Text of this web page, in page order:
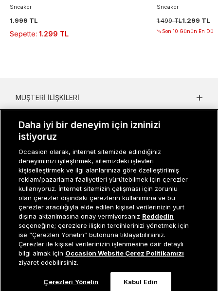
Sepete Ekle
Sneaker
1.999 TL
Sepette: 1.299 TL
Sneaker
1.499 TL1.299 TL
Son 10 Günün En
Müşteri İlişkileri0 850 800 01 20
MÜŞTERI İLIŞKILERI
KADIN KATEGORILER
GRUP MARKALAR
ERKEK KATEGORILER
Occasion bir EREN PERAKENDE markasıdır. © Eren Holding
Daha iyi bir deneyim için izninizi
istiyoruz
Occasion olarak, internet sitemizde edindiğiniz
deneyiminizi iyileştirmek, sitemizdeki işlevleri
kişiselleştirmek ve ilgi alanlarınıza göre özelleştirilmiş
reklam/pazarlama faaliyetleri yürütebilmek için çerezler
kullanıyoruz. İnternet sitemizin çalışması için zorunlu
olan çerezler dışındaki çerezlerin kullanımına ve bu
çerezler aracılığıyla elde edilen kişisel verilerinizin yurt
dışına aktarılmasına onay vermiyorsanız Reddedin
seçeneğine; çerezlere ilişkin tercihlerinizi yönetmek için
ise “Çerezleri Yönetin” butonuna tıklayabilirsiniz.
Çerezler ile kişisel verilerinizin işlenmesine dair detaylı
bilgi almak için Occasion Website Çerez Politikamızı
ziyaret edebilirsiniz.
Çerezleri Yönetin Kabul Edin